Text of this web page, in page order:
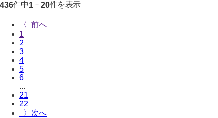
伊藤家文書（須佐町）
436件中1 － 20件を表示
〈
1
2
3
4
5
6
...
21
22
〉